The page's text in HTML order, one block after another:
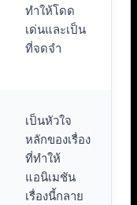
ทำให้โดด
เด่นและเป็น
ที่จดจำ
เป็นหัวใจ
หลักของเรื่อง
ที่ทำให้
แอนิเมชัน
เรื่องนี้กลาย